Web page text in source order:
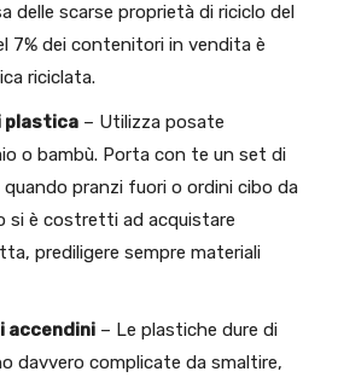
delle scarse proprietà di riciclo del
7% dei contenitori in vendita è
riciclata.
plastica – Utilizza posate
o bambù. Porta con te un set di
pranzi fuori o ordini cibo da
si è costretti ad acquistare
prediligere sempre materiali
accendini – Le plastiche dure di
davvero complicate da smaltire,